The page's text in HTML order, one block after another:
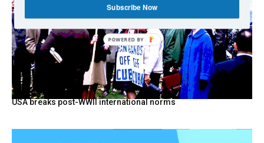
USA breaks post-WWII international norms
Subscribe Now
POWERED BY